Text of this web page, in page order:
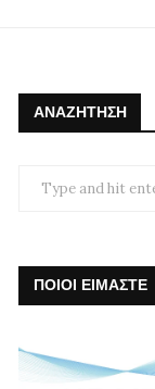
ΑΝΑΖΉΤΗΣΗ
ΠΟΙΟΙ ΕΙΜΑΣΤΕ